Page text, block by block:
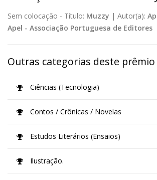
Sem colocação - Título: Muzzy | Autor(a):
Apel - Associação Portuguesa de Editores
Outras categorias deste prêmio
Ciências (Tecnologia)
Contos / Crônicas / Novelas
Estudos Literários (Ensaios)
Ilustração.